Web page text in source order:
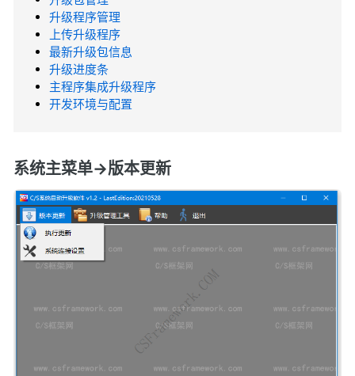
升级程序管理
上传升级程序
最新升级包信息
升级进度条
主程序集成升级程序
开发环境与配置
系统主菜单->版本更新